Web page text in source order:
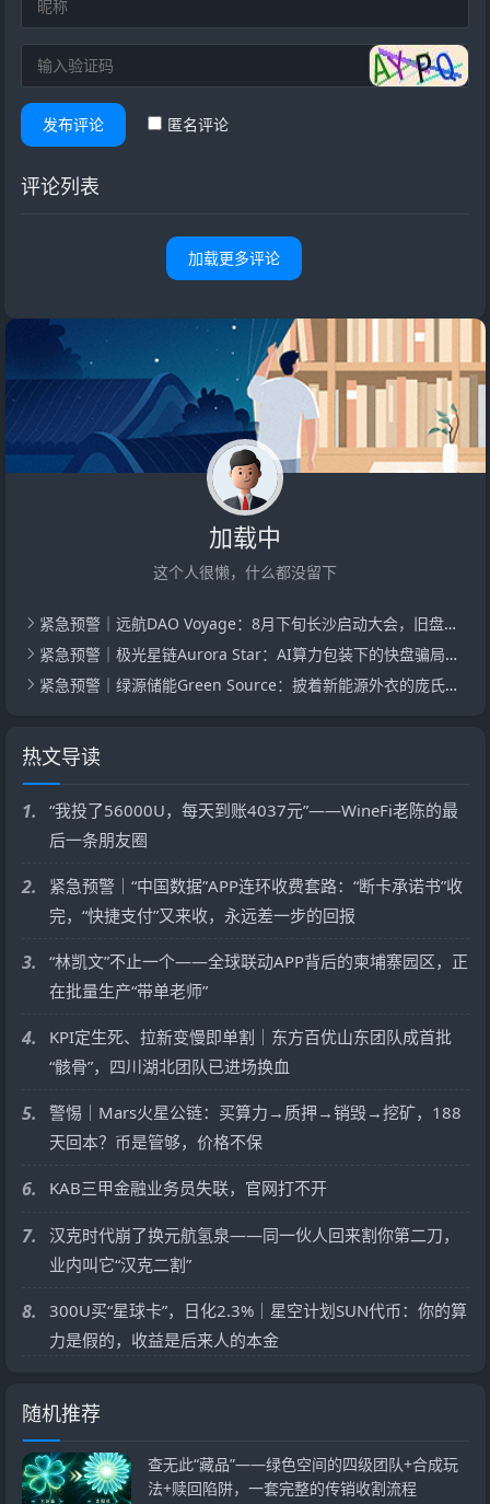
发布评论 匿名评论
评论列表
加载更多评论
加载中
这个人很懒，什么都没留下
紧急预警｜远航DAO Voyage：8月下旬长沙启动大会，旧盘团队平移，RWA+大宗商品包装——又是庞氏滚盘的老剧本
紧急预警｜极光星链Aurora Star：AI算力包装下的快盘骗局，认购即入坑
紧急预警｜绿源储能Green Source：披着新能源外衣的庞氏传销盘，8月千人大会就是收割信号
热文导读
1.
“我投了56000U，每天到账4037元”——WineFi老陈的最
后一条朋友圈
2.
紧急预警｜“中国数据”APP连环收费套路：“断卡承诺书”收
完，“快捷支付”又来收，永远差一步的回报
3.
“林凯文”不止一个——全球联动APP背后的柬埔寨园区，正
在批量生产“带单老师”
4.
KPI定生死、拉新变慢即单割｜东方百优山东团队成首批
“骸骨”，四川湖北团队已进场换血
5.
警惕｜Mars火星公链：买算力→质押→销毁→挖矿，188
天回本？币是管够，价格不保
6. KAB三甲金融业务员失联，官网打不开
7.
汉克时代崩了换元航氢泉——同一伙人回来割你第二刀，
业内叫它“汉克二割”
8.
300U买“星球卡”，日化2.3%｜星空计划SUN代币：你的算
力是假的，收益是后来人的本金
随机推荐
查无此“藏品”——绿色空间的四级团队+合成玩
法+赎回陷阱，一套完整的传销收割流程